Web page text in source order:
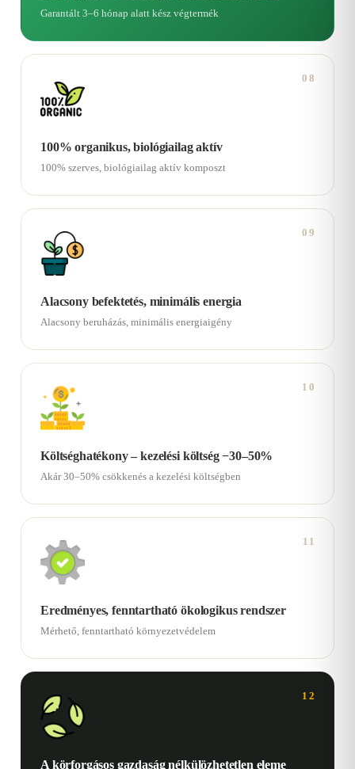
Garantált 3–6 hónap alatt kész végtermék
08
100% organikus, biológiailag aktív
100% szerves, biológiailag aktív komposzt
09
Alacsony befektetés, minimális energia
Alacsony beruházás, minimális energiaigény
10
Költséghatékony – kezelési költség −30–50%
Akár 30–50% csökkenés a kezelési költségben
11
Eredményes, fenntartható ökologikus rendszer
Mérhető, fenntartható környezetvédelem
12
A körforgásos gazdaság nélkülözhetetlen eleme